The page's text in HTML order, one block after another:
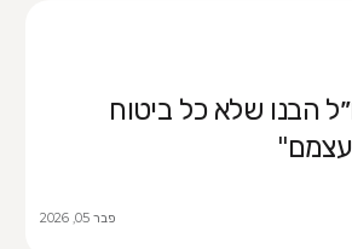
הבנו שלא כל ביטוח
פבר 05, 2026